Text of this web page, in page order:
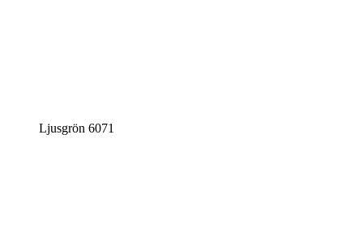
Ljusgrön 6071